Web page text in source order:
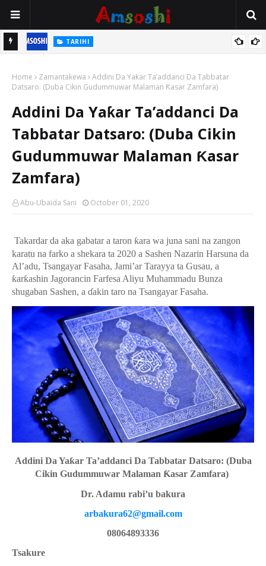
TARIHI
Mutane Ba Su Taba Ji Ba
Home Zamantakewa
Addini Da Yaƙar Ta’addanci Da Tabbatar
Datsaro: (Duba Cikin Gudummuwar Malaman Ƙasar Zamfara)
Addini Da Yaƙar Ta’addanci Da
Tabbatar Datsaro: (Duba Cikin
Gudummuwar Malaman Ƙasar
Zamfara)
Abu-Ubaida Sani October 01, 2020
Takardar da aka gabatar a taron ƙara wa juna sani na zangon
karatu na farko a shekara ta 2020 a Sashen Nazarin Harsuna da
Al’adu, Tsangayar Fasaha, Jami’ar Tarayya ta Gusau, a
ƙarƙashin Jagorancin Farfesa Aliyu Muhammadu Bunza
shugaban Sashen, a ɗakin taro na Tsangayar Fasaha.
Addini Da Yaƙar Ta’addanci Da Tabbatar Datsaro: (Duba
Cikin Gudummuwar Malaman Ƙasar Zamfara)
Dr. Adamu rabi’u bakura
arbakura62@gmail.com
08064893336
Tsakure